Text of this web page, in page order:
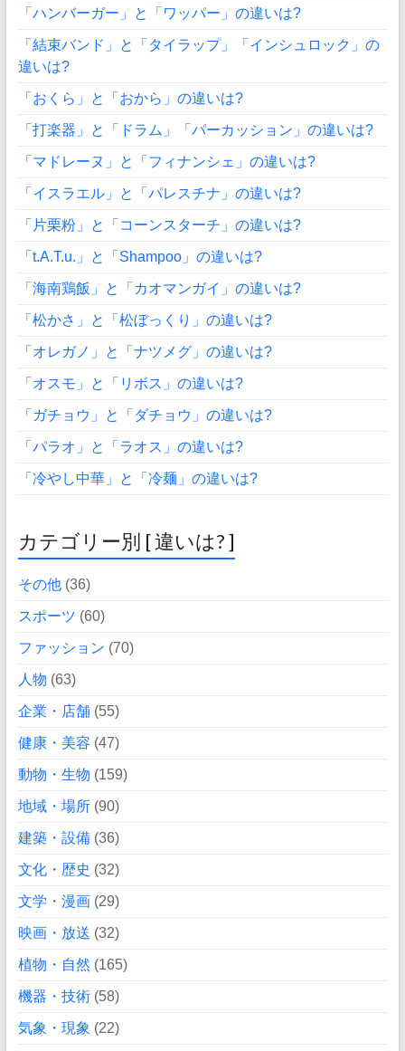
「ハンバーガー」と「ワッパー」の違いは?
「結束バンド」と「タイラップ」「インシュロック」の
違いは?
「おくら」と「おから」の違いは?
「打楽器」と「ドラム」「パーカッション」の違いは?
「マドレーヌ」と「フィナンシェ」の違いは?
「イスラエル」と「パレスチナ」の違いは?
「片栗粉」と「コーンスターチ」の違いは?
「t.A.T.u.」と「Shampoo」の違いは?
「海南鶏飯」と「カオマンガイ」の違いは?
「松かさ」と「松ぼっくり」の違いは?
「オレガノ」と「ナツメグ」の違いは?
「オスモ」と「リボス」の違いは?
「ガチョウ」と「ダチョウ」の違いは?
「パラオ」と「ラオス」の違いは?
「冷やし中華」と「冷麺」の違いは?
カテゴリー別 [ 違いは? ]
その他(36)
スポーツ (60)
ファッション (70)
人物 (63)
企業・店舗(55)
健康・美容 (47)
動物・生物 (159)
地域・場所(90)
建築・設備(36)
文化・歴史 (32)
文学・漫画(29)
映画・放送 (32)
植物・自然 (165)
機器・技術(58)
気象・現象 (22)